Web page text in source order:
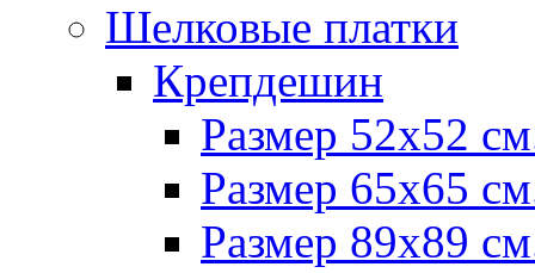
Шелковые платки
Крепдешин
Размер 52х52
Размер 65х65
Размер 89х89